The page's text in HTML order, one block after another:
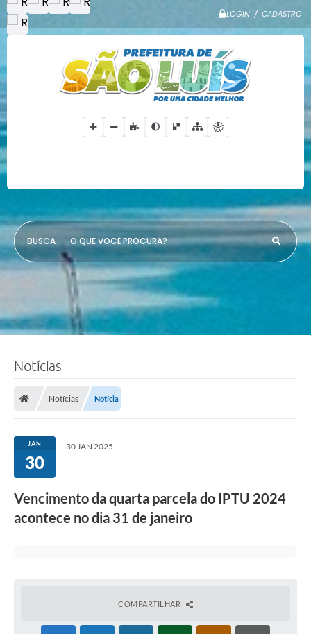
LOGIN / CADASTRO
O QUE VOCÊ PROCURA?
Notícias
Notícias Notícia
JAN
30
30 JAN 2025
Vencimento da quarta parcela do IPTU 2024
acontece no dia 31 de janeiro
COMPARTILHAR